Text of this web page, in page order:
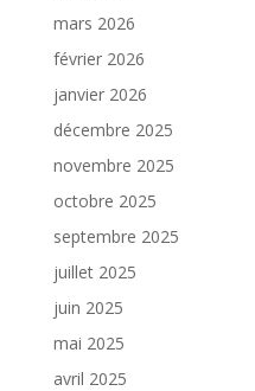
mars 2026
février 2026
janvier 2026
décembre 2025
novembre 2025
octobre 2025
septembre 2025
juillet 2025
juin 2025
mai 2025
avril 2025